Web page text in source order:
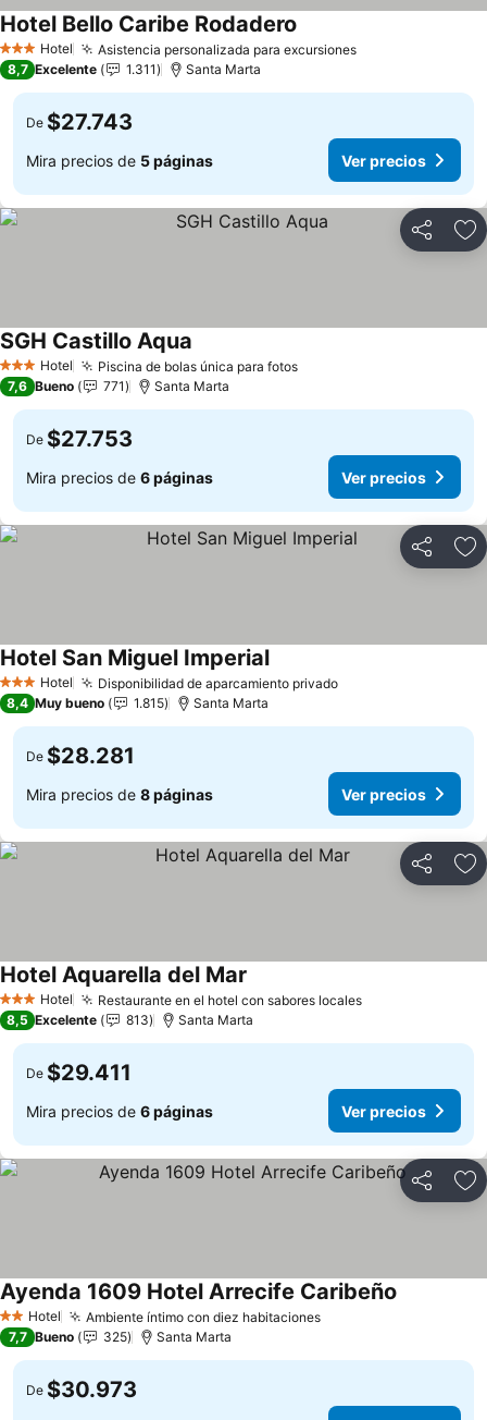
3 Estrellas
Hotel Asistencia personalizada para excursiones
Hotel Bello Caribe Rodadero
8,7 Excelente 1.311 Santa Marta
De $27.743
Mira precios de 5 páginas Ver precios
Compartir
3 Estrellas
Hotel Piscina de bolas única para fotos
SGH Castillo Aqua
7,6 Bueno 771 Santa Marta
De $27.753
Mira precios de 6 páginas Ver precios
Compartir
3 Estrellas
Hotel Disponibilidad de aparcamiento privado
Hotel San Miguel Imperial
8,4 Muy bueno 1.815 Santa Marta
De $28.281
Mira precios de 8 páginas Ver precios
Compartir
3 Estrellas
Hotel Restaurante en el hotel con sabores locales
Hotel Aquarella del Mar
8,5 Excelente 813 Santa Marta
De $29.411
Mira precios de 6 páginas Ver precios
Compartir
2 Estrellas
Hotel Ambiente íntimo con diez habitaciones
Ayenda 1609 Hotel Arrecife Caribeño
7,7 Bueno 325 Santa Marta
De $30.973